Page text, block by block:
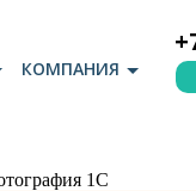
КОМПАНИЯ